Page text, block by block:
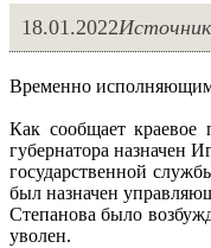
18.01.2022
Временно исполняющим
Как сообщает краевое
губернатора назначен
государственной
был назначен
Степанова было
уволен.